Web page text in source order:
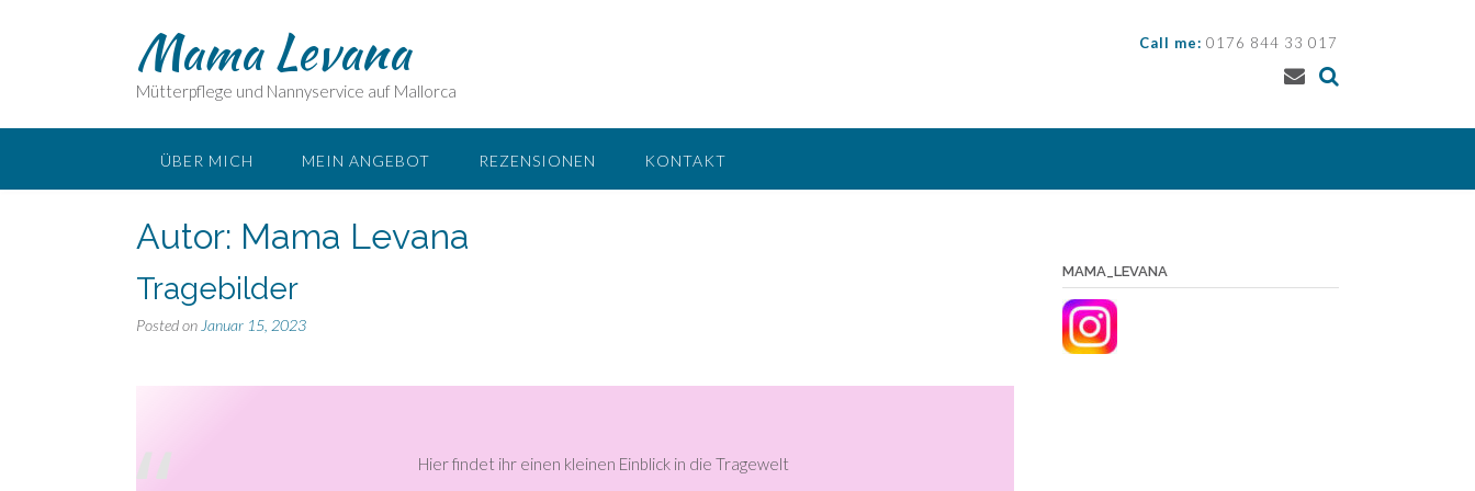
Mama Levana
Mütterpflege und Nannyservice auf Mallorca
Call me: 0176 844 33 017
ÜBER MICH MEIN ANGEBOT REZENSIONEN KONTAKT
Autor: Mama Levana
Tragebilder
Posted on Januar 15, 2023
Hier findet ihr einen kleinen Einblick in die Tragewelt
MAMA_LEVANA